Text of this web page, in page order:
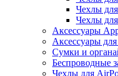
Чехлы
Чехлы
Аксессуары
Аксессуары
Сумки и
Беспроводные
Чехлы для